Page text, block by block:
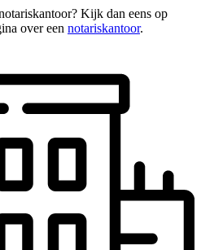
Kijk dan eens op
over een notariskantoor.